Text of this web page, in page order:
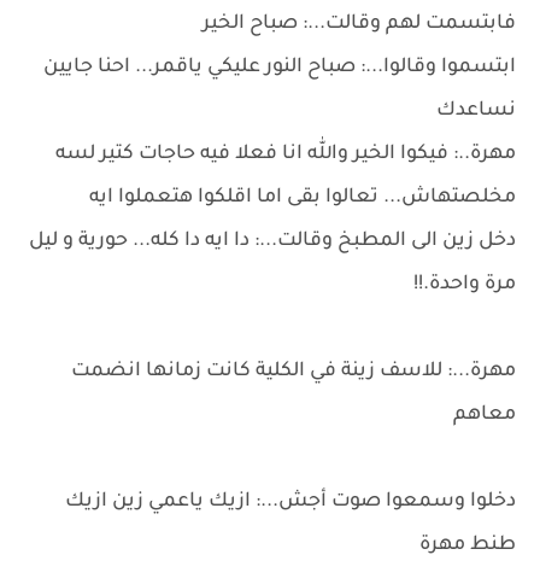
فابتسمت لهم وقالت...: صباح الخير
ابتسموا وقالوا...: صباح النور عليكي ياقمر... احنا جايين
نساعدك
مهرة..: فيكوا الخير والله انا فعلا فيه حاجات كتير لسه
مخلصتهاش... تعالوا بقى اما اقلكوا هتعملوا ايه
دخل زين الى المطبخ وقالت...: دا ايه دا كله... حورية و ليل
مرة واحدة.!!
مهرة...: للاسف زينة في الكلية كانت زمانها انضمت
معاهم
دخلوا وسمعوا صوت أجش...: ازيك ياعمي زين ازيك
طنط مهرة